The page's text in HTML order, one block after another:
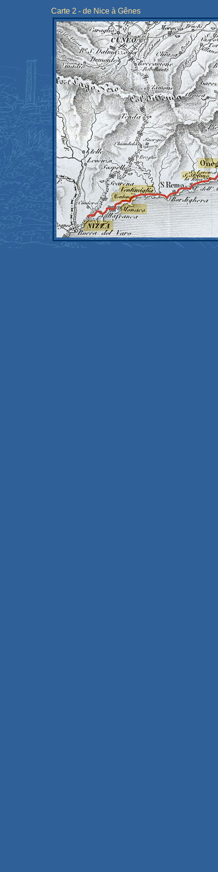
Carte 2 - de Nice à Gênes